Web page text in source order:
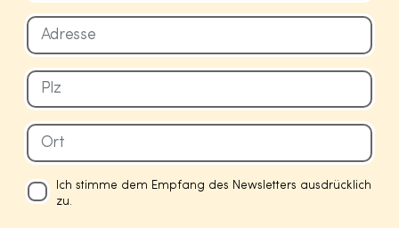
Ich stimme dem Empfang des Newsletters ausdrücklich
zu.